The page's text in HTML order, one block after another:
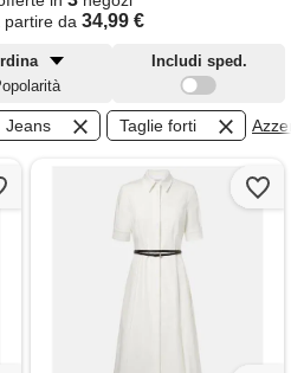
partire da 34,99 €
Includi sped.
Jeans Taglie forti